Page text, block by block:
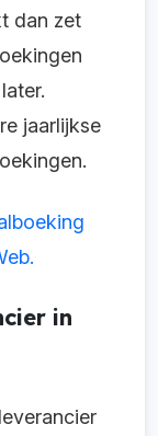
dan zet
jaarlijkse
in